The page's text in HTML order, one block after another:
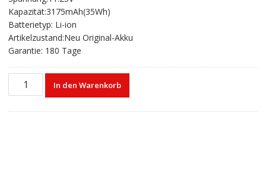
€69,32€45,88.
Kapazität:3175mAh(35Wh)
Batterietyp: Li-ion
Artikelzustand:Neu Original-Akku
Garantie: 180 Tage
Laptop
In den Warenkorb